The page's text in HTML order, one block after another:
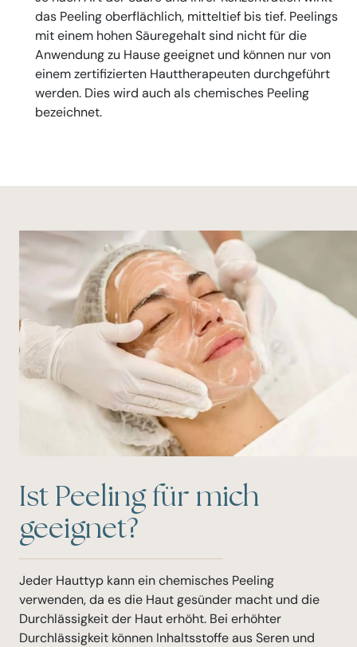
das Peeling oberflächlich, mitteltief bis tief. Peelings
mit einem hohen Säuregehalt sind nicht für die
Anwendung zu Hause geeignet und können nur von
einem zertifizierten Hauttherapeuten durchgeführt
werden. Dies wird auch als chemisches Peeling
bezeichnet.
Ist Peeling für mich
geeignet?
Jeder Hauttyp kann ein chemisches Peeling
verwenden, da es die Haut gesünder macht und die
Durchlässigkeit der Haut erhöht. Bei erhöhter
Durchlässigkeit können Inhaltsstoffe aus Seren und